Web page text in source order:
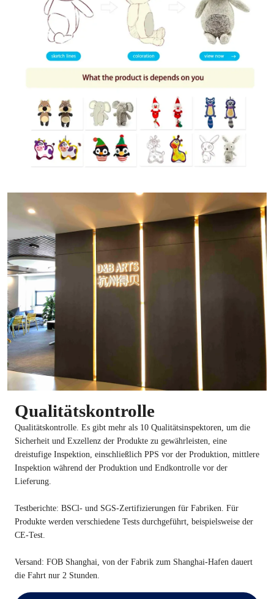
Qualitätskontrolle
Qualitätskontrolle. Es gibt mehr als 10 Qualitätsinspektoren, um die
Sicherheit und Exzellenz der Produkte zu gewährleisten, eine
dreistufige Inspektion, einschließlich PPS vor der Produktion, mittlere
Inspektion während der Produktion und Endkontrolle vor der
Lieferung.
Testberichte: BSCl- und SGS-Zertifizierungen für Fabriken. Für
Produkte werden verschiedene Tests durchgeführt, beispielsweise der
CE-Test.
Versand: FOB Shanghai, von der Fabrik zum Shanghai-Hafen dauert
die Fahrt nur 2 Stunden.